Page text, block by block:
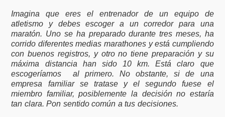
Imagina que eres el entrenador de un equipo de
atletismo y debes escoger a un corredor para una
maratón. Uno se ha preparado durante tres meses, ha
corrido diferentes medias marathones y está cumpliendo
con buenos registros, y otro no tiene preparación y su
máxima distancia han sido 10 km. Está claro que
escogeríamos al primero. No obstante, si de una
empresa familiar se tratase y el segundo fuese el
miembro familiar, posiblemente la decisión no estaría
tan clara. Pon sentido común a tus decisiones.